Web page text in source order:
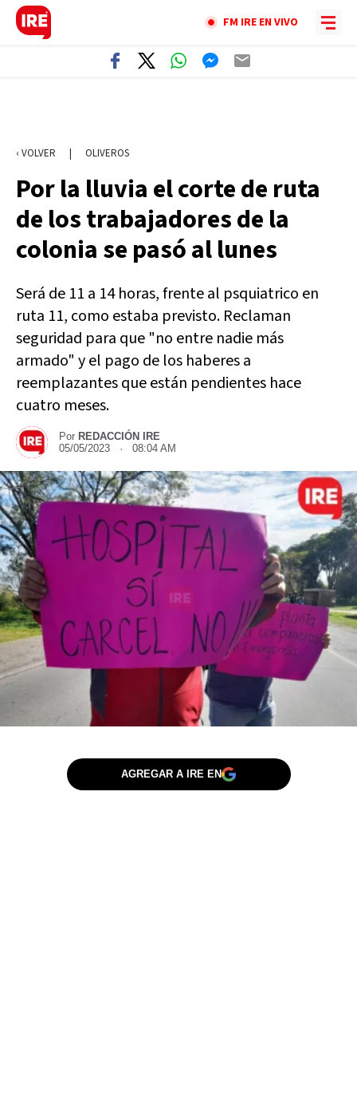
FM IRE EN VIVO
‹ VOLVER | OLIVEROS
Por la lluvia el corte de ruta
de los trabajadores de la
colonia se pasó al lunes
Será de 11 a 14 horas, frente al psquiatrico en
ruta 11, como estaba previsto. Reclaman
seguridad para que "no entre nadie más
armado" y el pago de los haberes a
reemplazantes que están pendientes hace
cuatro meses.
Por REDACCIÓN IRE
05/05/2023 · 08:04 AM
AGREGAR A IRE EN